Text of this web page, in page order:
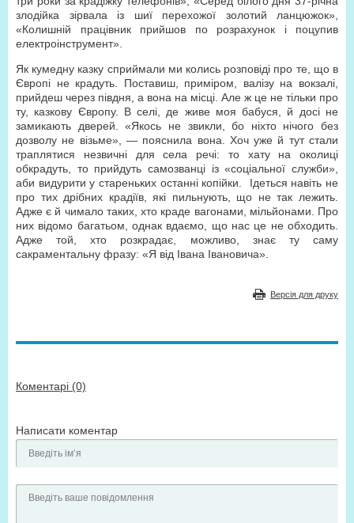
злодійка зірвала із шиї перехожої золотий ланцюжок»,
«Колишній працівник прийшов по розрахунок і поцупив
електроінструмент».
Як кумедну казку сприймали ми колись розповіді про те, що в
Європі не крадуть. Поставиш, приміром, валізу на вокзалі,
прийдеш через півдня, а вона на місці. Але ж це не тільки про
ту, казкову Європу. В селі, де живе моя бабуся, й досі не
замикають дверей. «Якось не звикли, бо ніхто нічого без
дозволу не візьме», — пояснила вона. Хоч уже й тут стали
траплятися незвичні для села речі: то хату на околиці
обкрадуть, то прийдуть самозванці із «соціальної служби»,
аби видурити у стареньких останні копійки. Ідеться навіть не
про тих дрібних крадіїв, які пильнують, що не так лежить.
Адже є й чимало таких, хто краде вагонами, мільйонами. Про
них відомо багатьом, однак вдаємо, що нас це не обходить.
Адже той, хто розкрадає, можливо, знає ту саму
сакраментальну фразу: «Я від Івана Івановича».
Версія для друку
Коментарі (0)
Написати коментар